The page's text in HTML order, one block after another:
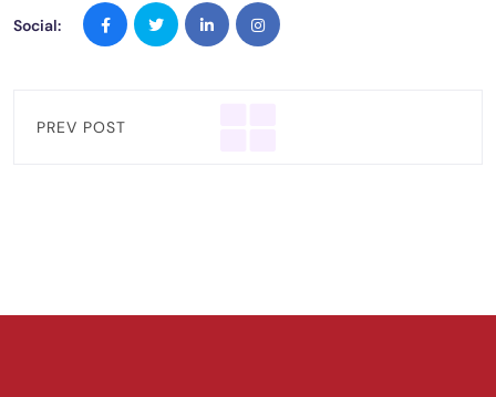
Social:
PREV POST